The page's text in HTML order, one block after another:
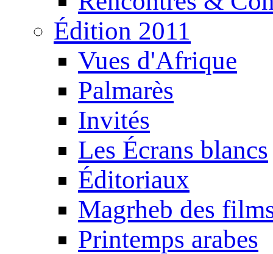
Édition 2011
Vues d'Afrique
Palmarès
Invités
Les Écrans blancs
Éditoriaux
Magrheb des
Printemps arabes